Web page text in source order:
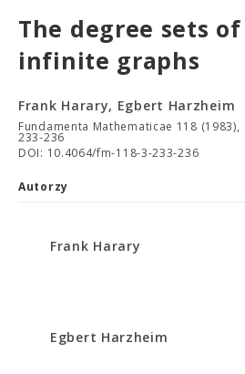
The degree sets
infinite graphs
Frank Harary, Egbert Harzheim
Fundamenta Mathematicae 118 (1983),
233-236
DOI: 10.4064/fm-118-3-233-236
Autorzy
Frank Harary
Egbert Harzheim